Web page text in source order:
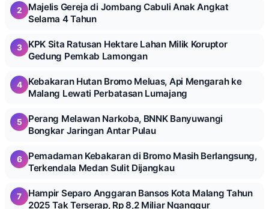
2
Majelis Gereja di Jombang Cabuli Anak Angkat
Selama 4 Tahun
3
KPK Sita Ratusan Hektare Lahan Milik Koruptor
Gedung Pemkab Lamongan
4
Kebakaran Hutan Bromo Meluas, Api Mengarah ke
Malang Lewati Perbatasan Lumajang
5
Perang Melawan Narkoba, BNNK Banyuwangi
Bongkar Jaringan Antar Pulau
6
Pemadaman Kebakaran di Bromo Masih Berlangsung,
Terkendala Medan Sulit Dijangkau
7
Hampir Separo Anggaran Bansos Kota Malang Tahun
2025 Tak Terserap, Rp 8,2 Miliar Nganggur